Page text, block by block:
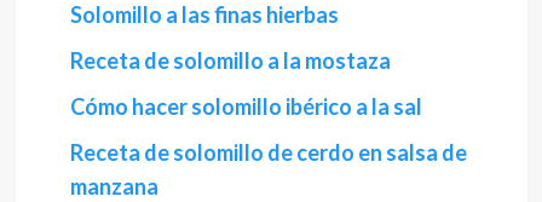
Solomillo a las finas hierbas
Receta de solomillo a la mostaza
Cómo hacer solomillo ibérico a la sal
Receta de solomillo de cerdo en salsa de
manzana